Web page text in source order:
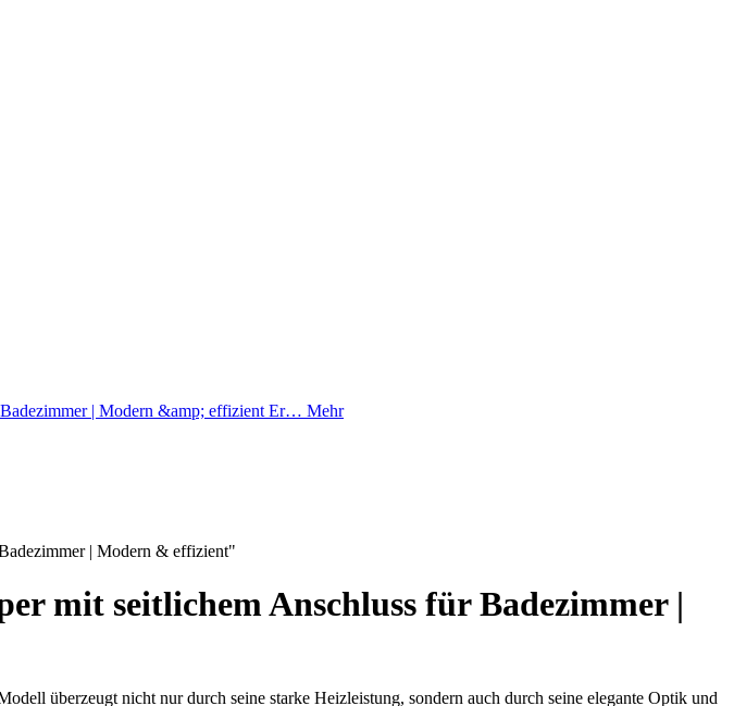
| Modern &amp; effizient Er… Mehr
| Modern & effizient"
mit seitlichem Anschluss für Badezimmer |
überzeugt nicht nur durch seine starke Heizleistung, sondern auch durch seine elegante Optik und